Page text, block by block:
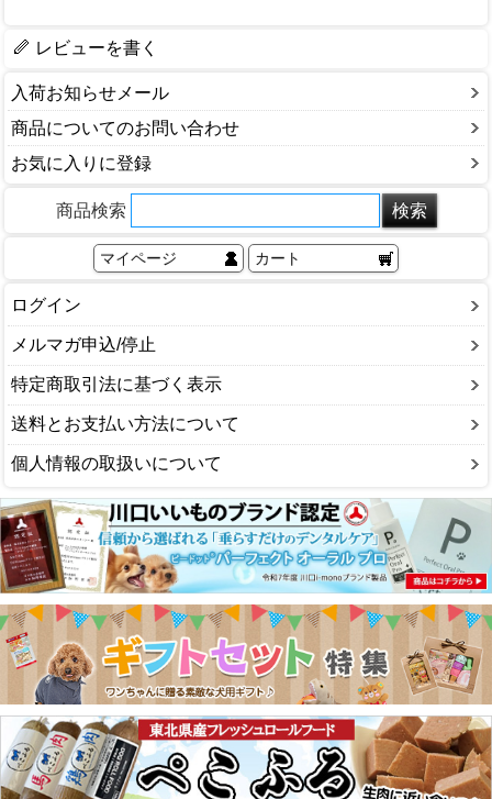
レビューを書く
入荷お知らせメール
商品についてのお問い合わせ
お気に入りに登録
商品検索
マイページ カート
ログイン
メルマガ申込/停止
特定商取引法に基づく表示
送料とお支払い方法について
個人情報の取扱いについて